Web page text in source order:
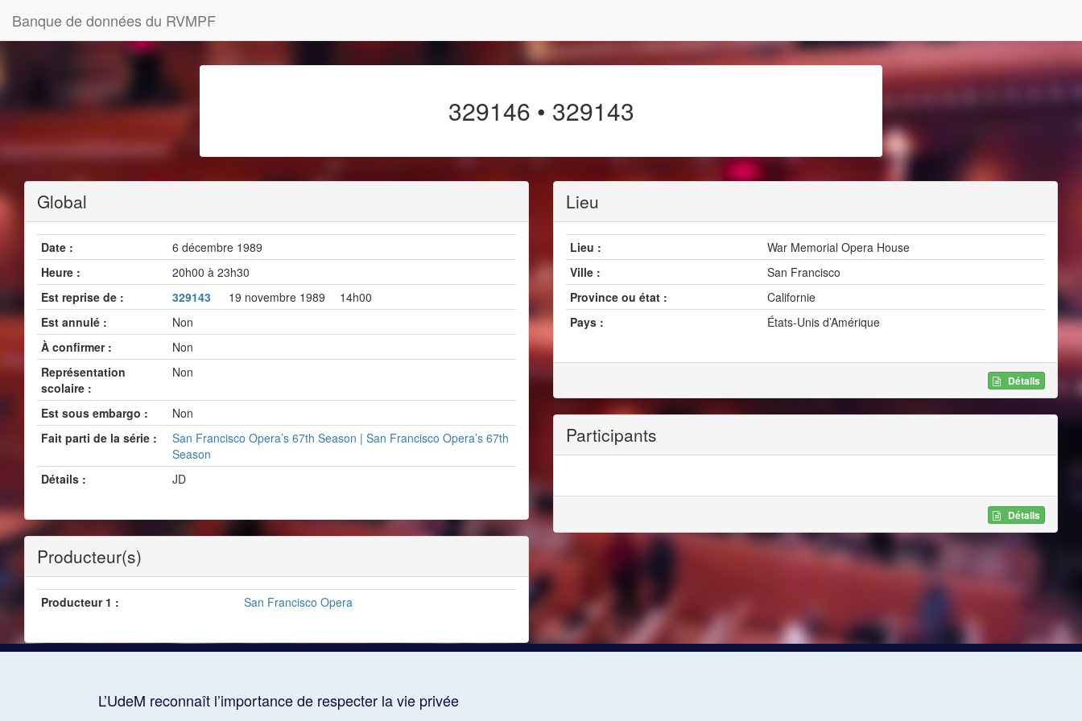
Banque de données du RVMPF
329146 • 329143
Global
Date :
6 décembre 1989
Heure :
20h00 à 23h30
Est reprise de :
329143
19 novembre 1989 14h00
Est annulé :
Non
À confirmer :
Non
Représentation
scolaire :
Non
Est sous embargo :
Non
Fait parti de la série :
San Francisco Opera’s 67th Season | San Francisco Opera’s 67th
Season
Détails :
JD
Producteur(s)
Producteur 1 : San Francisco Opera
Lieu
Lieu :
War Memorial Opera House
Ville :
San Francisco
Province ou état :
Californie
Pays :
États-Unis d’Amérique
Détails
Participants
Détails
L’UdeM reconnaît l’importance de respecter la vie privée